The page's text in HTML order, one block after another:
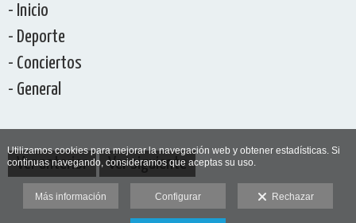
- Inicio
- Deporte
- Conciertos
- General
Ver anterior Ver siguiente
Utilizamos cookies para mejorar la navegación web y obtener estadísticas. Si
continuas navegando, consideramos que aceptas su uso.
Más información Configurar Rechazar